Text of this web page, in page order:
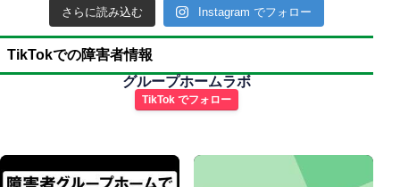
さらに読み込む Instagram でフォロー
TikTokでの障害者情報
グループホームラボ
TikTok でフォロー